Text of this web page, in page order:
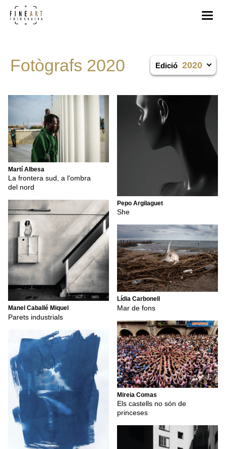
Fotògrafs 2020 Edició 2020
Martí Albesa
La frontera sud, a l'ombra
del nord
Manel Caballé Miquel
Parets industrials
Pepo Argilaguet
She
Lídia Carbonell
Mar de fons
Mireia Comas
Els castells no són de
princeses